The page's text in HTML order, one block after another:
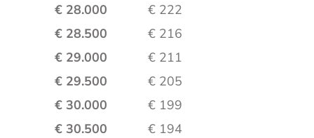
€ 28.000
€ 222
€ 28.500
€ 216
€ 29.000
€ 211
€ 29.500
€ 205
€ 30.000
€ 199
€ 30.500
€ 194